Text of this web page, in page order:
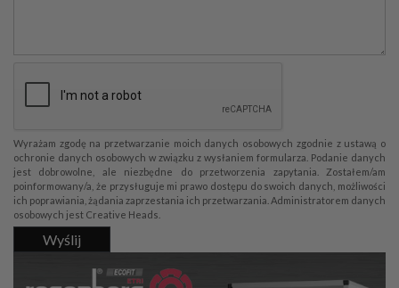
Wyrażam zgodę na przetwarzanie moich danych osobowych zgodnie z ustawą o
ochronie danych osobowych w związku z wysłaniem formularza. Podanie danych
jest dobrowolne, ale niezbędne do przetworzenia zapytania. Zostałem/am
poinformowany/a, że przysługuje mi prawo dostępu do swoich danych, możliwości
ich poprawiania, żądania zaprzestania ich przetwarzania. Administratorem danych
osobowych jest Creative Heads.
Wyślij